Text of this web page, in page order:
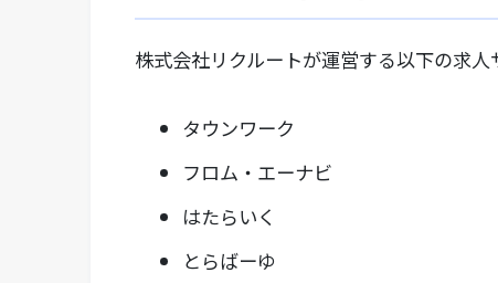
株式会社リクルートが運営する以下の求人
タウンワーク
フロム・エーナビ
はたらいく
とらばーゆ